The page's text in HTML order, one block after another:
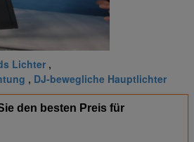
Lichter ,
, DJ-bewegliche Hauptlichter
den besten Preis für